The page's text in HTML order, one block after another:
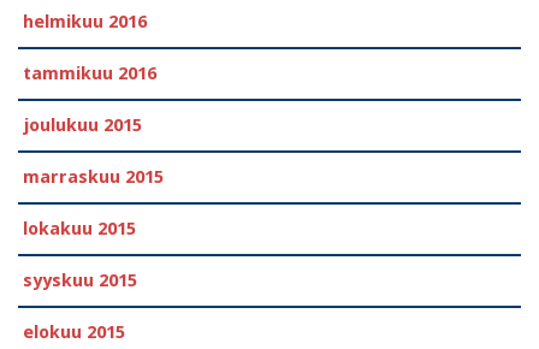
helmikuu 2016
tammikuu 2016
joulukuu 2015
marraskuu 2015
lokakuu 2015
syyskuu 2015
elokuu 2015